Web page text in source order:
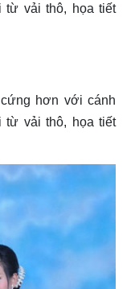
từ vải thô, họa tiết
hơn với cánh
từ vải thô, họa tiết